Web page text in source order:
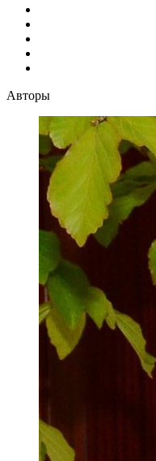
Авторы